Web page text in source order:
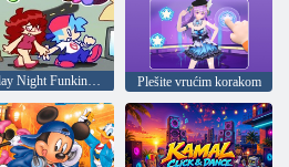
Friday Night Funkin: Gumball Plešite vrućim korakom